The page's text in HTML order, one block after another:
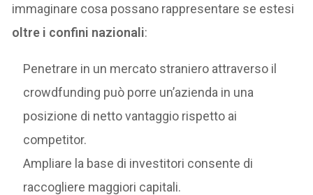
immaginare cosa possano rappresentare se estesi
oltre i confini nazionali:
Penetrare in un mercato straniero attraverso il
crowdfunding può porre un’azienda in una
posizione di netto vantaggio rispetto ai
competitor.
Ampliare la base di investitori consente di
raccogliere maggiori capitali.